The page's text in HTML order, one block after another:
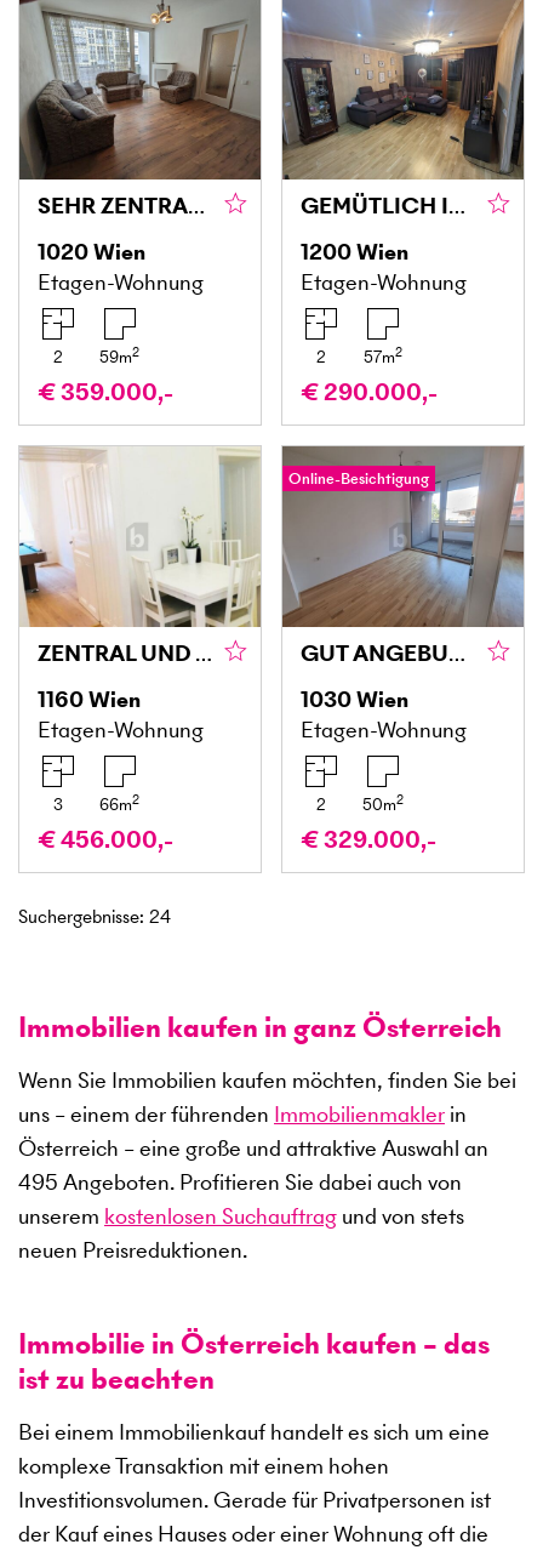
SEHR ZENTRAL GELEGENER WOHNTRAUM
1020Wien
Etagen-Wohnung
2 59m2
€ 359.000,-
GEMÜTLICH IN ZENTRALER LAGE
1200Wien
Etagen-Wohnung
2 57m2
€ 290.000,-
ZENTRAL UND TROTZDEM SEHR RUHIG
1160Wien
Etagen-Wohnung
3 66m2
€ 456.000,-
Online-Besichtigung
GUT ANGEBUNDEN MIT VIELEN BENEFITS!
1030Wien
Etagen-Wohnung
2 50m2
€ 329.000,-
Suchergebnisse: 24
Immobilien kaufen in ganz Österreich
Wenn Sie Immobilien kaufen möchten, finden Sie bei
uns – einem der führenden Immobilienmakler in
Österreich – eine große und attraktive Auswahl an
495 Angeboten. Profitieren Sie dabei auch von
unserem kostenlosen Suchauftrag und von stets
neuen Preisreduktionen.
Immobilie in Österreich kaufen – das
ist zu beachten
Bei einem Immobilienkauf handelt es sich um eine
komplexe Transaktion mit einem hohen
Investitionsvolumen. Gerade für Privatpersonen ist
der Kauf eines Hauses oder einer Wohnung oft die